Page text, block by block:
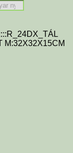
M:32X32X15CM